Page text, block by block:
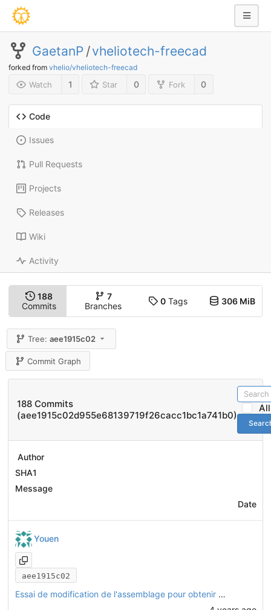
GaetanP /vheliotech-freecad
forked from vhelio/vheliotech-freecad
Watch 1 Star 0 Fork 0
Code
Issues
Pull Requests
Projects
Releases
Wiki
Activity
188
Commits
7
Branches
0Tags 306 MiB
Tree:aee1915c02
Commit Graph
188 Commits
(aee1915c02d955e68139719f26cacc1bc1a741b0)
Author
SHA1
Message
Date
Youen
aee1915c02
Essai de modification de l'assemblage pour obtenir un angle de chasse dans la direction